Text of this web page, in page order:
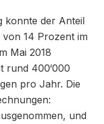
konnte der Anteil
14 Prozent im
Mai 2018
rund 400‘000
pro Jahr. Die
und